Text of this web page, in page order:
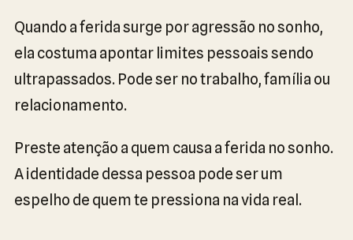
Quando a ferida surge por agressão no sonho,
ela costuma apontar limites pessoais sendo
ultrapassados. Pode ser no trabalho, família ou
relacionamento.
Preste atenção a quem causa a ferida no sonho.
A identidade dessa pessoa pode ser um
espelho de quem te pressiona na vida real.